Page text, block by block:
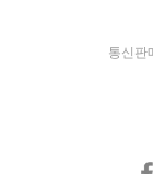
통신판